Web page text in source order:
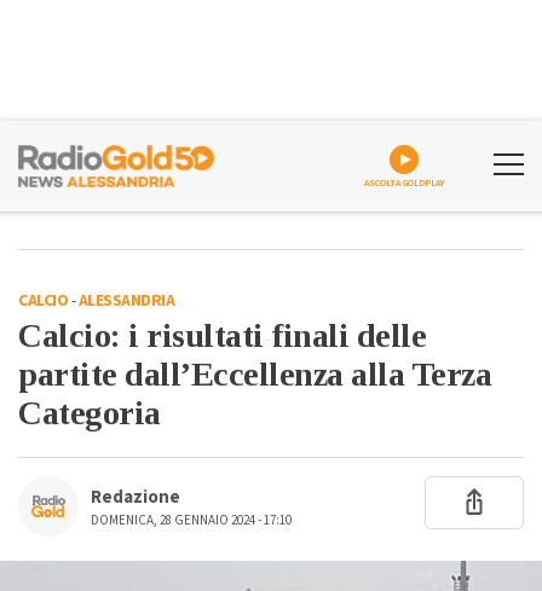
ASCOLTA GOLDPLAY
CALCIO-ALESSANDRIA
Calcio: i risultati finali delle
partite dall’Eccellenza alla Terza
Categoria
Redazione
DOMENICA, 28 GENNAIO 2024 - 17:10